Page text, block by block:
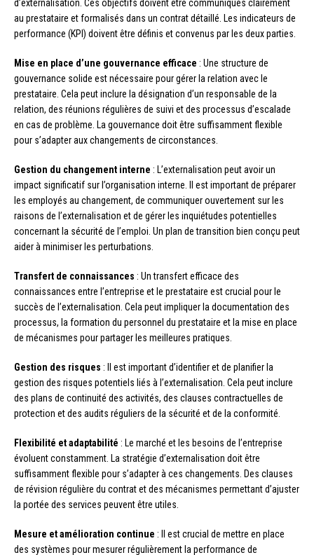
d’externalisation. Ces objectifs doivent être communiqués clairement
au prestataire et formalisés dans un contrat détaillé. Les indicateurs de
performance (KPI) doivent être définis et convenus par les deux parties.
Mise en place d’une gouvernance efficace : Une structure de
gouvernance solide est nécessaire pour gérer la relation avec le
prestataire. Cela peut inclure la désignation d’un responsable de la
relation, des réunions régulières de suivi et des processus d’escalade
en cas de problème. La gouvernance doit être suffisamment flexible
pour s’adapter aux changements de circonstances.
Gestion du changement interne : L’externalisation peut avoir un
impact significatif sur l’organisation interne. Il est important de préparer
les employés au changement, de communiquer ouvertement sur les
raisons de l’externalisation et de gérer les inquiétudes potentielles
concernant la sécurité de l’emploi. Un plan de transition bien conçu peut
aider à minimiser les perturbations.
Transfert de connaissances : Un transfert efficace des
connaissances entre l’entreprise et le prestataire est crucial pour le
succès de l’externalisation. Cela peut impliquer la documentation des
processus, la formation du personnel du prestataire et la mise en place
de mécanismes pour partager les meilleures pratiques.
Gestion des risques : Il est important d’identifier et de planifier la
gestion des risques potentiels liés à l’externalisation. Cela peut inclure
des plans de continuité des activités, des clauses contractuelles de
protection et des audits réguliers de la sécurité et de la conformité.
Flexibilité et adaptabilité : Le marché et les besoins de l’entreprise
évoluent constamment. La stratégie d’externalisation doit être
suffisamment flexible pour s’adapter à ces changements. Des clauses
de révision régulière du contrat et des mécanismes permettant d’ajuster
la portée des services peuvent être utiles.
Mesure et amélioration continue : Il est crucial de mettre en place
des systèmes pour mesurer régulièrement la performance de